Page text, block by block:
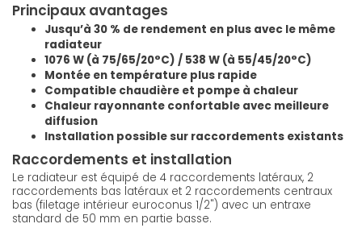
Principaux avantages
Jusqu’à 30 % de rendement en plus avec le même
radiateur
1076 W (à 75/65/20°C) / 538 W (à 55/45/20°C)
Montée en température plus rapide
Compatible chaudière et pompe à chaleur
Chaleur rayonnante confortable avec meilleure
diffusion
Installation possible sur raccordements existants
Raccordements et installation
Le radiateur est équipé de 4 raccordements latéraux, 2
raccordements bas latéraux et 2 raccordements centraux
bas (filetage intérieur euroconus 1/2") avec un entraxe
standard de 50 mm en partie basse.